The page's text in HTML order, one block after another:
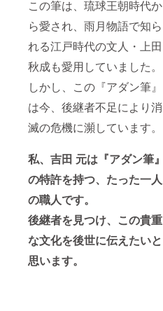
この筆は、琉球王朝時代か
ら愛され、雨月物語で知ら
れる江戸時代の文人・上田
秋成も愛用していました。
しかし、この『アダン筆』
は今、後継者不足により消
滅の危機に瀕しています。
私、吉田 元は『アダン筆』
の特許を持つ、たった一人
の職人です。
後継者を見つけ、この貴重
な文化を後世に伝えたいと
思います。